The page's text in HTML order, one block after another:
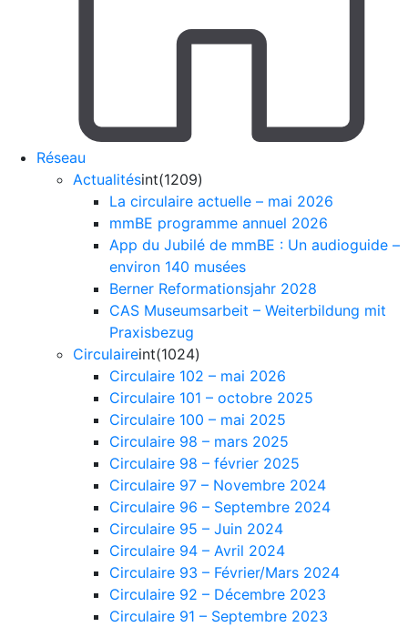
Réseau
Actualitésint(1209)
La circulaire actuelle – mai 2026
mmBE programme annuel 2026
App du Jubilé de mmBE : Un audioguide –
environ 140 musées
Berner Reformationsjahr 2028
CAS Museumsarbeit – Weiterbildung mit
Praxisbezug
Circulaireint(1024)
Circulaire 102 – mai 2026
Circulaire 101 – octobre 2025
Circulaire 100 – mai 2025
Circulaire 98 – mars 2025
Circulaire 98 – février 2025
Circulaire 97 – Novembre 2024
Circulaire 96 – Septembre 2024
Circulaire 95 – Juin 2024
Circulaire 94 – Avril 2024
Circulaire 93 – Février/Mars 2024
Circulaire 92 – Décembre 2023
Circulaire 91 – Septembre 2023